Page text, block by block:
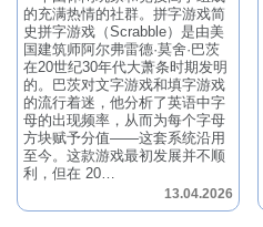
的充满热情的社群。拼字游戏简
史拼字游戏（Scrabble）是由美
国建筑师阿尔弗雷德·莫舍·巴茨
在20世纪30年代大萧条时期发明
的。巴茨对文字游戏和填字游戏
的流行着迷，他分析了英语中字
母的出现频率，从而为每个字母
方块赋予分值——这套系统沿用
至今。这款游戏最初发展并不顺
利，但在 20…
13.04.2026